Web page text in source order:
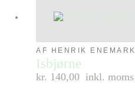
AF HENRIK ENEMARK
Isbjørne
kr. 140,00 inkl. moms